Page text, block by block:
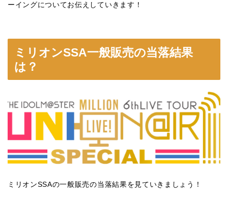
ーイングについてお伝えしていきます！
ミリオンSSA一般販売の当落結果
は？
ミリオンSSAの一般販売の当落結果を見ていきましょう！